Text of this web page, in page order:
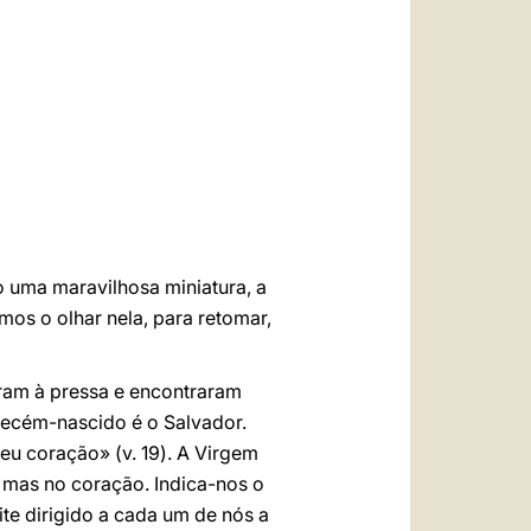
maravilhosa miniatura, a
o olhar nela, para retomar,
à pressa e encontraram
nascido é o Salvador.
coração» (v. 19). A Virgem
no coração. Indica-nos o
dirigido a cada um de nós a